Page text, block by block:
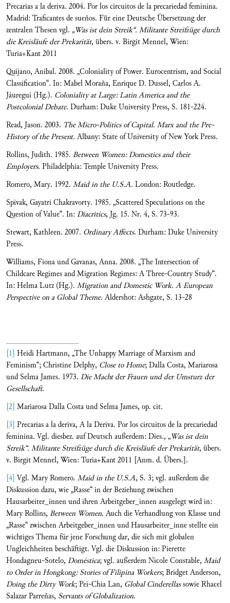
Precarias a la deriva. 2004. Por los circuitos de la precariedad feminina.
Madrid: Traficantes de sueños. Für eine Deutsche Übersetzung der
zentralen Thesen vgl. „Was ist dein Streik“. Militante Streifzüge durch
die Kreisläufe der Prekarität, übers. v. Birgit Mennel, Wien:
Turia+Kant 2011
Quijano, Anibal. 2008. „Coloniality of Power. Eurocentrism, and Social
Classification“. In: Mabel Moraña, Enrique D. Dussel, Carlos A.
Jáuregui (Hg.). Coloniality at Large: Latin America and the
Postcolonial Debate. Durham: Duke University Press, S. 181-224.
Read, Jason. 2003. The Micro-Politics of Capital. Marx and the Pre-
History of the Present. Albany: State of University of New York Press.
Rollins, Judith. 1985. Between Women: Domestics and their
Employers. Philadelphia: Temple University Press.
Romero, Mary. 1992. Maid in the U.S.A. London: Routledge.
Spivak, Gayatri Chakravorty. 1985. „Scattered Speculations on the
Question of Value“. In:Diacritics, Jg. 15. Nr. 4, S. 73-93.
Stewart, Kathleen. 2007. Ordinary Affects. Durham: Duke University
Press.
Williams, Fiona und Gavanas, Anna. 2008. „The Intersection of
Childcare Regimes and Migration Regimes: A Three-Country Study“.
In: Helma Lutz (Hg.). Migration and Domestic Work. A European
Perspective on a Global Theme. Aldershot: Ashgate, S. 13-28
[1] Heidi Hartmann, „The Unhappy Marriage of Marxism and
Feminism“; Christine Delphy, Close to Home; Dalla Costa, Mariarosa
und Selma James. 1973. Die Macht der Frauen und der Umsturz der
Gesellschaft.
[2] Mariarosa Dalla Costa und Selma James, op. cit.
[3] Precarias a la deriva, A la Deriva. Por los circuitos de la precariedad
feminina. Vgl. diesbez. auf Deutsch außerdem: Dies., „Was ist dein
Streik“. Militante Streifzüge durch die Kreisläufe der Prekarität, übers.
v. Birgit Mennel, Wien: Turia+Kant 2011 [Anm. d. Übers.].
[4] Vgl. Mary Romero. Maid in the U.S.A, S. 3; vgl. außerdem die
Diskussion dazu, wie „Rasse“ in der Beziehung zwischen
Hausarbeiter_innen und ihren Arbeitgeber_innen ausgelegt wird in:
Mary Rollins, Between Women. Auch die Verhandlung von Klasse und
„Rasse“ zwischen Arbeitgeber_innen und Hausarbeiter_inne stellte ein
wichtiges Thema für jene Forschung dar, die sich mit globalen
Ungleichheiten beschäftigt. Vgl. die Diskussion in: Pierette
Hondagneu-Sotelo, Doméstica; vgl. außerdem Nicole Constable, Maid
to Order in Hongkong: Stories of Filipina Workers; Bridget Anderson,
Doing the Dirty Work; Pei-Chia Lan, Global Cinderellassowie Rhacel
Salazar Parreñas, Servants of Globalization.